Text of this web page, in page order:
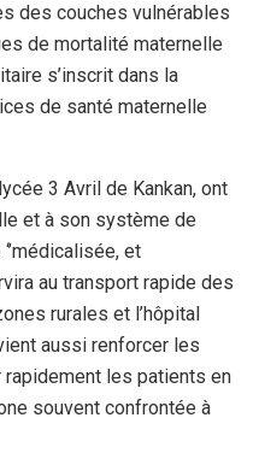
des couches vulnérables
de mortalité maternelle
s’inscrit dans la
de santé maternelle
3 Avril de Kankan, ont
et à son système de
et
au transport rapide des
rurales et l’hôpital
aussi renforcer les
rapidement les patients en
souvent confrontée à